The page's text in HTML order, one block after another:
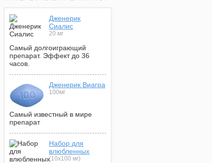
Дженерик
Сиалис
20 мг
Самый долгоиграющий
препарат. Эффект до 36
часов.
Дженерик Виагра
100мг
Самый известный в мире
препарат
Набор для
влюбленных
(10х100 мг)